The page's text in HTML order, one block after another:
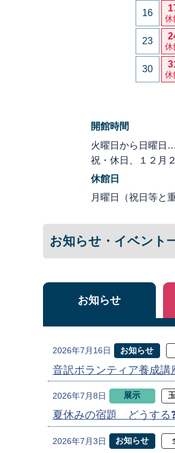
16
休
23
休
30
休
開館時間
火曜日から日曜日
祝・休日、１２月
休館日
月曜日（祝日等と
お知らせ・イベント
お知らせ
2026年7月16日 お知らせ
音訳ボランティア養成講
2026年7月8日 展示
夏休みの宿題 どうす
2026年7月3日 お知らせ